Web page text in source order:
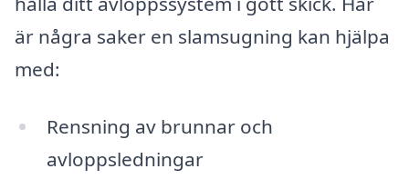
är några saker en slamsugning kan hjälpa
med:
Rensning av brunnar och
avloppsledningar